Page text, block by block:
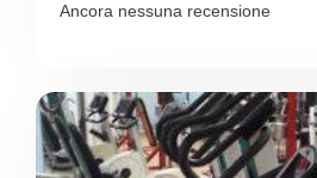
Ancora nessuna recensione